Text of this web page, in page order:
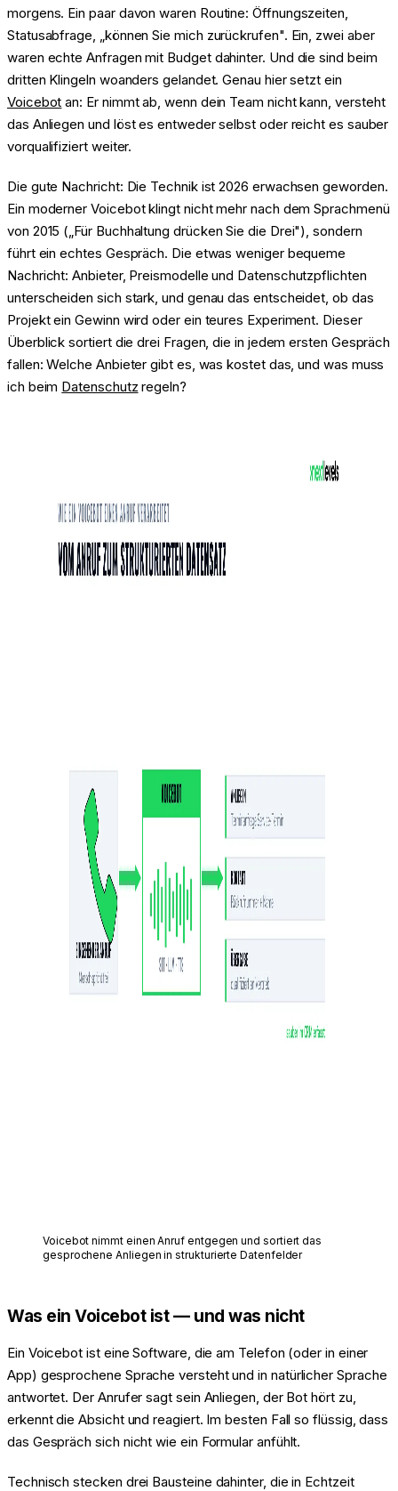
morgens. Ein paar davon waren Routine: Öffnungszeiten,
Statusabfrage, „können Sie mich zurückrufen". Ein, zwei aber
waren echte Anfragen mit Budget dahinter. Und die sind beim
dritten Klingeln woanders gelandet. Genau hier setzt ein
Voicebot an: Er nimmt ab, wenn dein Team nicht kann, versteht
das Anliegen und löst es entweder selbst oder reicht es sauber
vorqualifiziert weiter.
Die gute Nachricht: Die Technik ist 2026 erwachsen geworden.
Ein moderner Voicebot klingt nicht mehr nach dem Sprachmenü
von 2015 („Für Buchhaltung drücken Sie die Drei"), sondern
führt ein echtes Gespräch. Die etwas weniger bequeme
Nachricht: Anbieter, Preismodelle und Datenschutzpflichten
unterscheiden sich stark, und genau das entscheidet, ob das
Projekt ein Gewinn wird oder ein teures Experiment. Dieser
Überblick sortiert die drei Fragen, die in jedem ersten Gespräch
fallen: Welche Anbieter gibt es, was kostet das, und was muss
ich beim Datenschutz regeln?
Voicebot nimmt einen Anruf entgegen und sortiert das
gesprochene Anliegen in strukturierte Datenfelder
Was ein Voicebot ist — und was nicht
Ein Voicebot ist eine Software, die am Telefon (oder in einer
App) gesprochene Sprache versteht und in natürlicher Sprache
antwortet. Der Anrufer sagt sein Anliegen, der Bot hört zu,
erkennt die Absicht und reagiert. Im besten Fall so flüssig, dass
das Gespräch sich nicht wie ein Formular anfühlt.
Technisch stecken drei Bausteine dahinter, die in Echtzeit